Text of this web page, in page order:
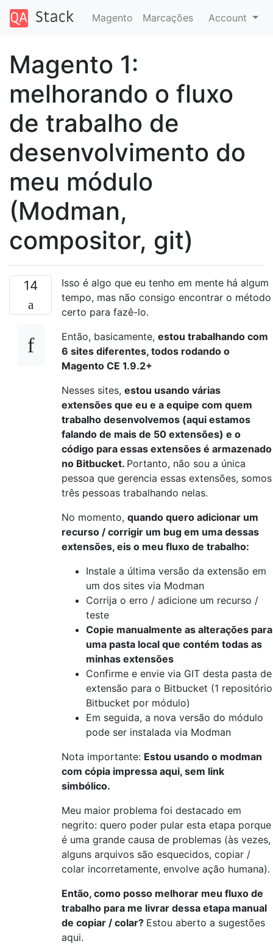
Magento Marcações Account
Magento 1:
melhorando o fluxo
de trabalho de
desenvolvimento do
meu módulo
(Modman,
compositor, git)
14
Isso é algo que eu tenho em mente há algum
tempo, mas não consigo encontrar o método
certo para fazê-lo.
Então, basicamente, estou trabalhando com
6 sites diferentes, todos rodando o
Magento CE 1.9.2+
Nesses sites, estou usando várias
extensões que eu e a equipe com quem
trabalho desenvolvemos (aqui estamos
falando de mais de 50 extensões) e o
código para essas extensões é armazenado
no Bitbucket. Portanto, não sou a única
pessoa que gerencia essas extensões, somos
três pessoas trabalhando nelas.
No momento, quando quero adicionar um
recurso / corrigir um bug em uma dessas
extensões, eis o meu fluxo de trabalho:
Instale a última versão da extensão em
um dos sites via Modman
Corrija o erro / adicione um recurso /
teste
Copie manualmente as alterações para
uma pasta local que contém todas as
minhas extensões
Confirme e envie via GIT desta pasta de
extensão para o Bitbucket (1 repositório
Bitbucket por módulo)
Em seguida, a nova versão do módulo
pode ser instalada via Modman
Nota importante: Estou usando o modman
com cópia impressa aqui, sem link
simbólico.
Meu maior problema foi destacado em
negrito: quero poder pular esta etapa porque
é uma grande causa de problemas (às vezes,
alguns arquivos são esquecidos, copiar /
colar incorretamente, envolve ação humana).
Então, como posso melhorar meu fluxo de
trabalho para me livrar dessa etapa manual
de copiar / colar? Estou aberto a sugestões
aqui.